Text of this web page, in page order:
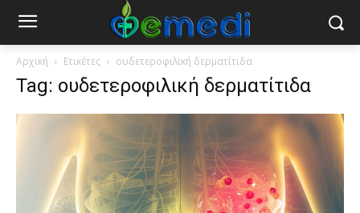
Αρχική Ετικέτες ουδετεροφιλική δερματίτιδα
Tag: ουδετεροφιλική δερματίτιδα